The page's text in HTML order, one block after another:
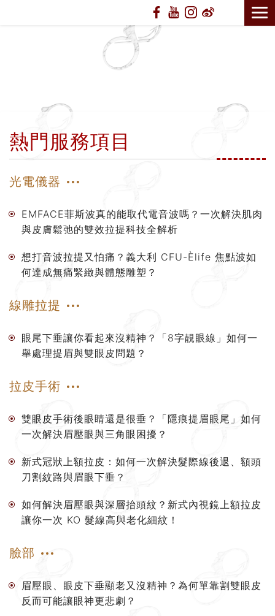
熱門服務項目
光電儀器
EMFACE菲斯波真的能取代電音波嗎？一次解決肌肉
與皮膚鬆弛的雙效拉提科技全解析
想打音波拉提又怕痛？義大利 CFU-Èlife 焦點波如
何達成無痛緊緻與體態雕塑？
線雕拉提
眼尾下垂讓你看起來沒精神？「8字靚眼線」如何一
舉處理提眉與雙眼皮問題？
拉皮手術
雙眼皮手術後眼睛還是很垂？「隱痕提眉眼尾」如何
一次解決眉壓眼與三角眼困擾？
新式冠狀上額拉皮：如何一次解決髮際線後退、額頭
刀割紋路與眉眼下垂？
如何解決眉壓眼與深層抬頭紋？新式內視鏡上額拉皮
讓你一次 KO 髮線高與老化細紋！
臉部
眉壓眼、眼皮下垂顯老又沒精神？為何單靠割雙眼皮
反而可能讓眼神更悲劇？